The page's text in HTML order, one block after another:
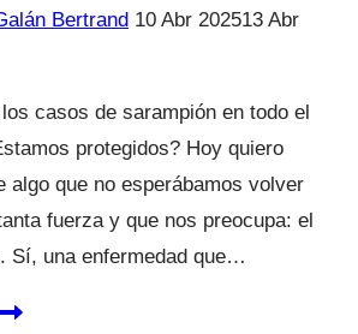
Bertrand 10 Abr 202513 Abr
casos de sarampión en todo el
protegidos? Hoy quiero
algo que no esperábamos volver
fuerza y que nos preocupa: el
Sí, una enfermedad que…